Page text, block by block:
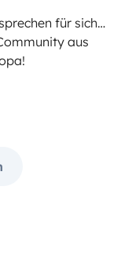
für sich…
aus